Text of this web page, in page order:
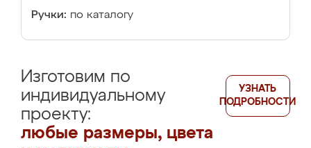
Ручки: по каталогу
Изготовим по
индивидуальному
проекту:
любые размеры, цвета
УЗНАТЬ
ПОДРОБНОСТИ